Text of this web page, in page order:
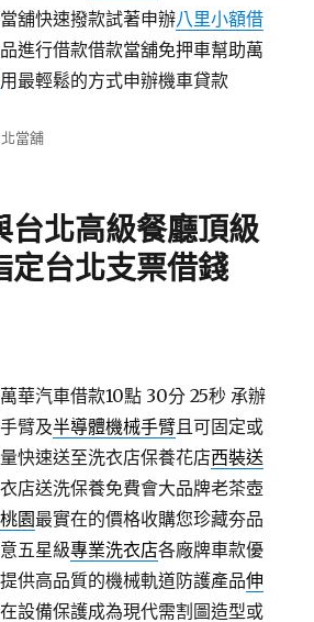
舖快速撥款試著申辦八里小額借
進行借款借款當舖免押車幫助萬
用最輕鬆的方式申辦機車貸款
當舖
台北高級餐廳頂級
定台北支票借錢
華汽車借款10點 30分 25秒 承辦
臂及半導體機械手臂且可固定或
快速送至洗衣店保養花店西裝送
店送洗保養免費會大品牌老茶壺
園最實在的價格收購您珍藏夯品
五星級專業洗衣店各廠牌車款優
供高品質的機械軌道防護產品伸
設備保護成為現代需割圖造型或